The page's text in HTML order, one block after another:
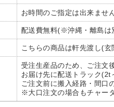
お時間のご指定は出来ません
配送費無料(※沖縄・離島は
こちらの商品は軒先渡し(玄
受注生産品のため、ご注文
お届け先に配送トラック(2t
ご注文前に搬入経路・間口
※大口注文の場合もチャー